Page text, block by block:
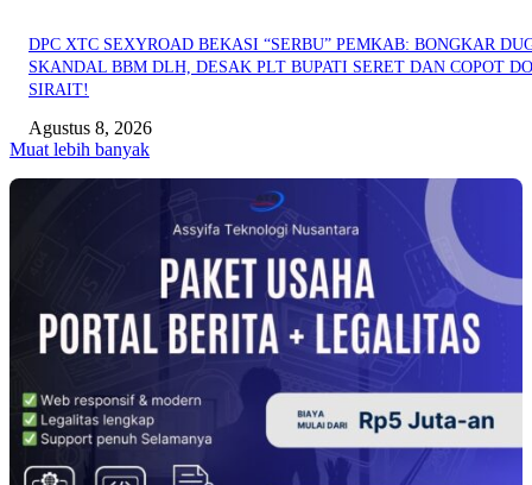
DPC XTC SEXYROAD BEKASI “SERBU” PEMKAB: BONGKAR
SKANDAL BBM DLH, DESAK PLT BUPATI SERET DAN COPOT
SIRAIT!
Agustus 8, 2026
Muat lebih banyak